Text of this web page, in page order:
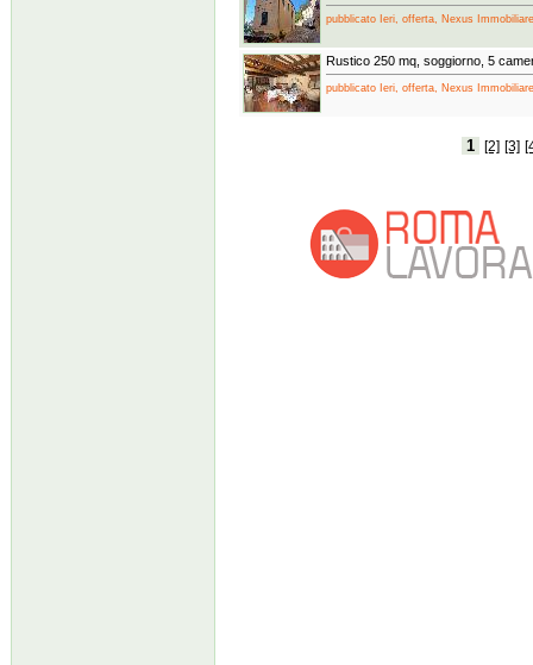
pubblicato Ieri, offerta, Nexus
Rustico 250 mq, soggiorno, 5
pubblicato Ieri, offerta, Nexus
1 [2] [3]